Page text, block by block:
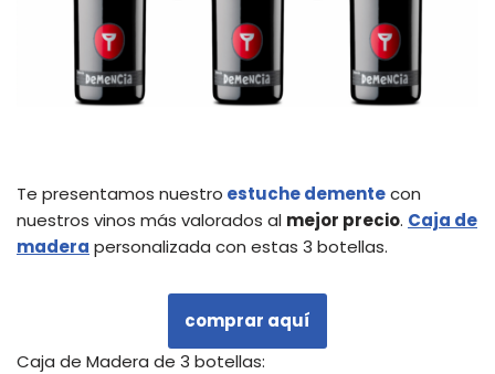
Te presentamos nuestro estuche dementecon
nuestros vinos más valorados al mejor precio. Caja de
madera personalizada con estas 3 botellas.
comprar aquí
Caja de Madera de 3 botellas: